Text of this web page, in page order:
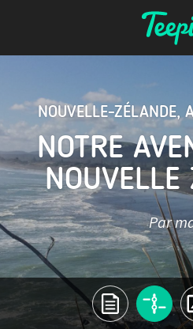
NOUVELLE-ZÉLANDE,
NOTRE
NOUVELLE
Par